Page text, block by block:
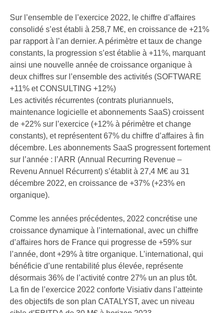
Sur l’ensemble de l’exercice 2022, le chiffre d’affaires
consolidé s’est établi à 258,7 M€, en croissance de +21%
par rapport à l’an dernier. A périmètre et taux de change
constants, la progression s’est établie à +11%, marquant
ainsi une nouvelle année de croissance organique à
deux chiffres sur l’ensemble des activités (SOFTWARE
+11% et CONSULTING +12%)
Les activités récurrentes (contrats pluriannuels,
maintenance logicielle et abonnements SaaS) croissent
de +22% sur l’exercice (+12% à périmètre et change
constants), et représentent 67% du chiffre d’affaires à fin
décembre. Les abonnements SaaS progressent fortement
sur l’année : l’ARR (Annual Recurring Revenue –
Revenu Annuel Récurrent) s’établit à 27,4 M€ au 31
décembre 2022, en croissance de +37% (+23% en
organique).
Comme les années précédentes, 2022 concrétise une
croissance dynamique à l’international, avec un chiffre
d’affaires hors de France qui progresse de +59% sur
l’année, dont +29% à titre organique. L’international, qui
bénéficie d’une rentabilité plus élevée, représente
désormais 36% de l’activité contre 27% un an plus tôt.
La fin de l’exercice 2022 conforte Visiativ dans l’atteinte
des objectifs de son plan CATALYST, avec un niveau